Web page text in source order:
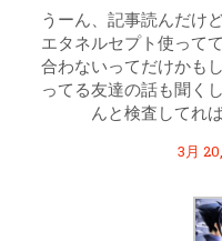
うーん、記事読んだけ
エタネルセプト使って
合わないってだけかも
ってる友達の話も聞く
んと検査してれ
3月